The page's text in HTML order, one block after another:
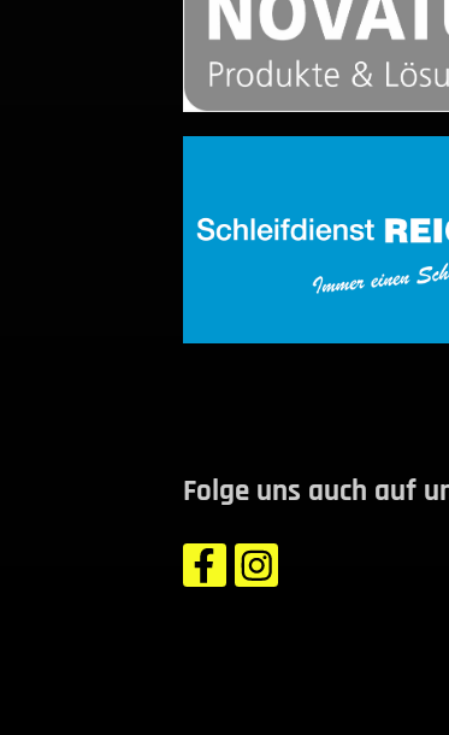
Folge uns auch auf